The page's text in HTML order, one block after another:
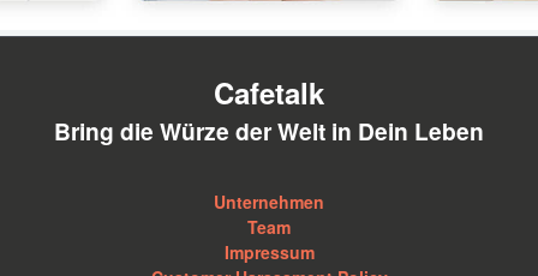
Cafetalk
Bring die Würze der Welt in Dein Leben
Unternehmen
Team
Impressum